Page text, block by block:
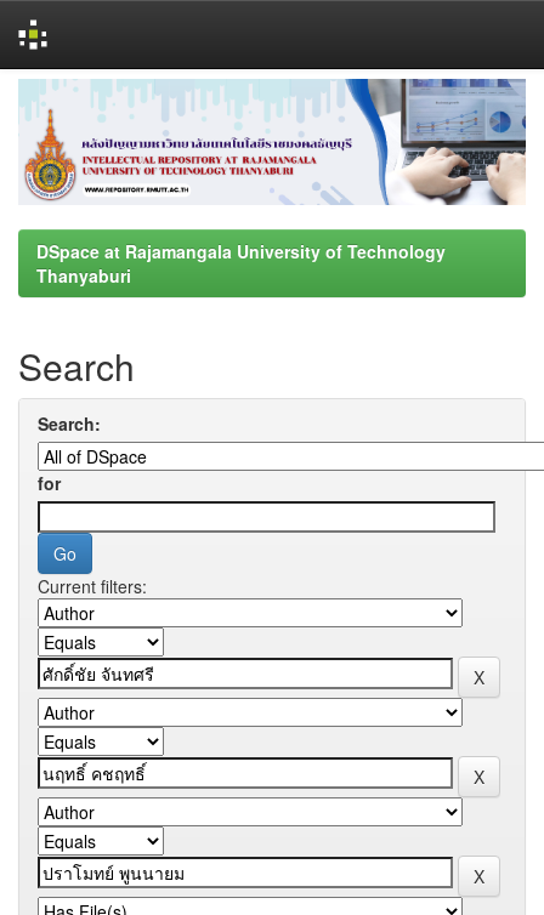
navigation
DSpace at Rajamangala University of Technology
Thanyaburi
Search
Search:
for
Current filters: